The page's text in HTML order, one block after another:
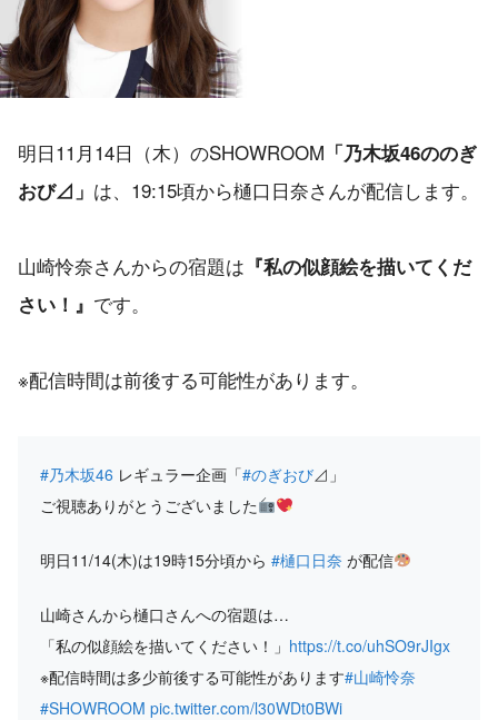
明日11月14日（木）のSHOWROOM 「乃木坂46ののぎ
おび⊿」 は、19:15頃から樋口日奈さんが配信します。
山崎怜奈さんからの宿題は 『私の似顔絵を描いてくだ
さい！』 です。
※配信時間は前後する可能性があります。
#乃木坂46 レギュラー企画「#のぎおび⊿」
ご視聴ありがとうございました
明日11/14(木)は19時15分頃から #樋口日奈 が配信
山崎さんから樋口さんへの宿題は…
「私の似顔絵を描いてください！」 https://t.co/uhSO9rJIgx
※配信時間は多少前後する可能性があります#山崎怜奈
#SHOWROOM pic.twitter.com/l30WDt0BWi